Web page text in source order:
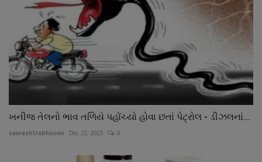
ખનીજ તેલનો ભાવ તળિયે પહોંચ્યો હોવા છતાં પેટ્રોલ - ડીઝલનાં...
saurashtrabhoomi Dec 23, 2025 0